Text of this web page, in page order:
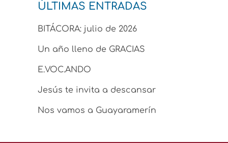
ÚLTIMAS ENTRADAS
BITÁCORA: julio de 2026
Un año lleno de GRACIAS
E.VOC.ANDO
Jesús te invita a descansar
Nos vamos a Guayaramerín